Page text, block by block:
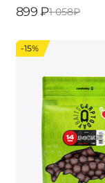
‍899‍ ₽‍1 058‍₽
-15%